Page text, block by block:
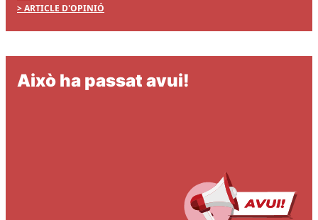
ARTICLE D'OPINIÓ
Això ha passat avui!